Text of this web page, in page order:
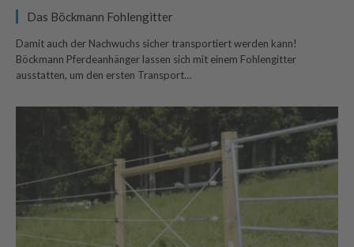
Das Böckmann Fohlengitter
Damit auch der Nachwuchs sicher transportiert werden kann!
Böckmann Pferdeanhänger lassen sich mit einem Fohlengitter
ausstatten, um den ersten Transport…